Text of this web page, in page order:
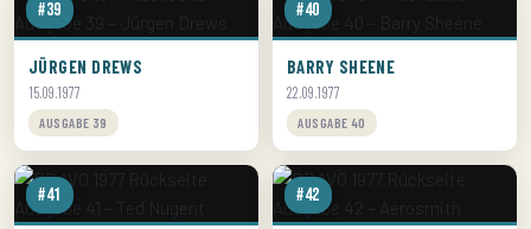
#39
JÜRGEN DREWS
15.09.1977
AUSGABE 39
#40
BARRY SHEENE
22.09.1977
AUSGABE 40
#41 #42